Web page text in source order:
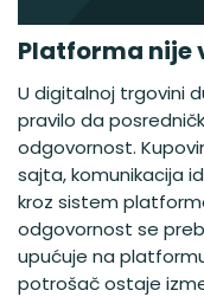
Platforma nije
U digitalnoj trgovini
pravilo da
odgovornost.
sajta, komunikacija
kroz sistem
odgovornost se
upućuje na
potrošač ostaje